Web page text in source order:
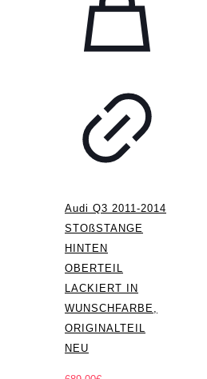
Audi Q3 2011-2014
STOßSTANGE
HINTEN
OBERTEIL
LACKIERT IN
WUNSCHFARBE,
ORIGINALTEIL
NEU